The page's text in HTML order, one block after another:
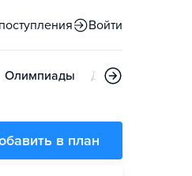
Войти
Олимпиады Дни открытых
в план